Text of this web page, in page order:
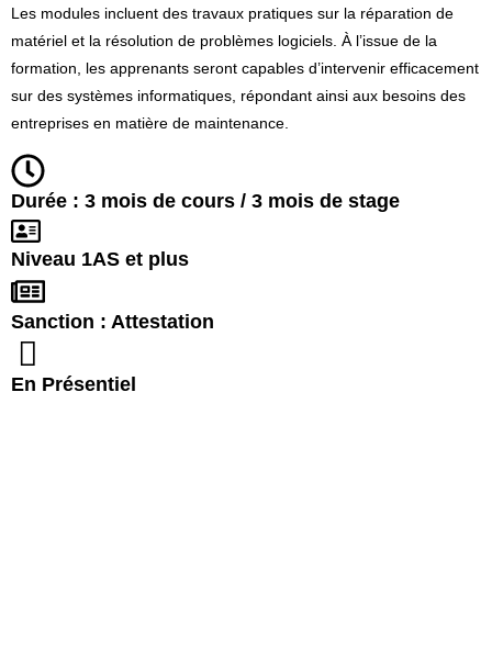
Les modules incluent des travaux pratiques sur la réparation de
matériel et la résolution de problèmes logiciels. À l’issue de la
formation, les apprenants seront capables d’intervenir efficacement
sur des systèmes informatiques, répondant ainsi aux besoins des
entreprises en matière de maintenance.
Durée : 3 mois de cours / 3 mois de stage
Niveau 1AS et plus
Sanction : Attestation
En Présentiel